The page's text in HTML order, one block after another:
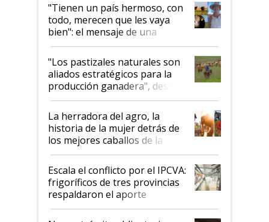
"Tienen un país hermoso, con
todo, merecen que les vaya
bien": el mensaje de una
ganadera uruguaya sobre las
oportunidades que se abren
para el agro en Argentina, con
foco en la carne
"Los pastizales naturales son
aliados estratégicos para la
producción ganadera", destaca
la iniciativa que ya reúne a 46
establecimientos en Argentina
La herradora del agro, la
historia de la mujer detrás de
los mejores caballos de la
Argentina y los mitos que
todavía hacen sufrir a estos
animales: "Mientras me
descalificaban, yo seguí
haciendo currículum"
Escala el conflicto por el IPCVA:
frigoríficos de tres provincias
respaldaron el aporte
obligatorio